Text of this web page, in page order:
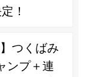
！
つくばみ
ンプ＋連